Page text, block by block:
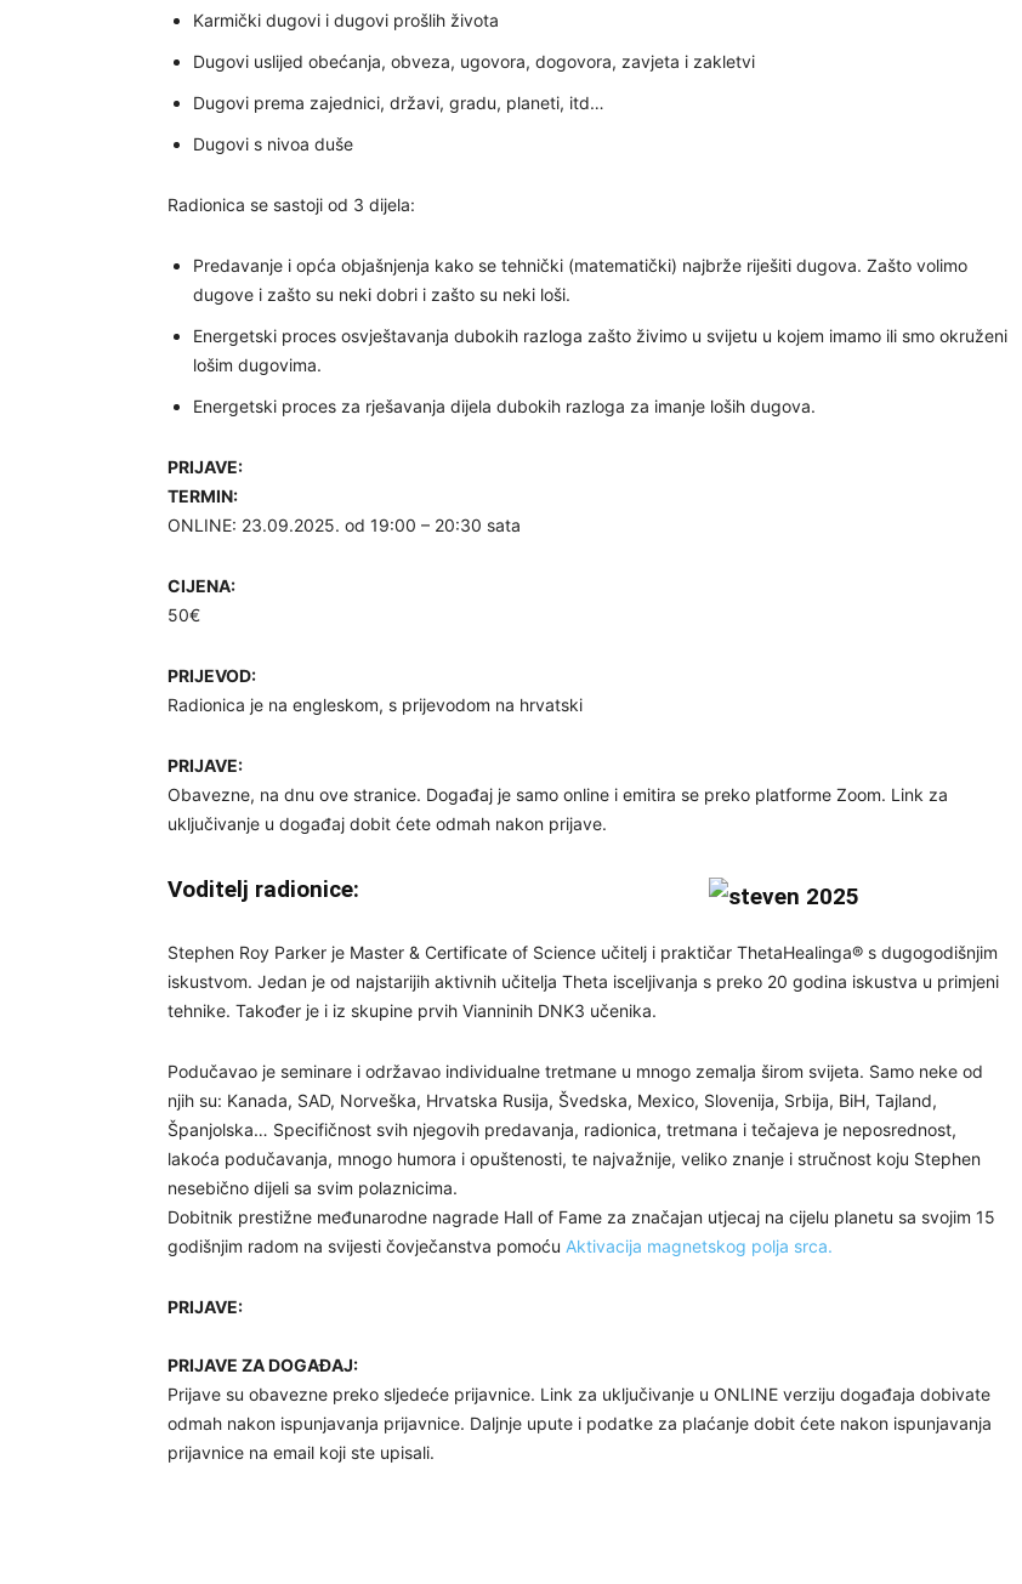
Karmički dugovi i dugovi prošlih života
Dugovi uslijed obećanja, obveza, ugovora, dogovora, zavjeta i zakletvi
Dugovi prema zajednici, državi, gradu, planeti, itd…
Dugovi s nivoa duše
Radionica se sastoji od 3 dijela:
Predavanje i opća objašnjenja kako se tehnički (matematički) najbrže riješiti dugova. Zašto volimo
dugove i zašto su neki dobri i zašto su neki loši.
Energetski proces osvještavanja dubokih razloga zašto živimo u svijetu u kojem imamo ili smo okruženi
lošim dugovima.
Energetski proces za rješavanja dijela dubokih razloga za imanje loših dugova.
PRIJAVE:
TERMIN:
ONLINE: 23.09.2025. od 19:00 – 20:30 sata
CIJENA:
50€
PRIJEVOD:
Radionica je na engleskom, s prijevodom na hrvatski
PRIJAVE:
Obavezne, na dnu ove stranice. Događaj je samo online i emitira se preko platforme Zoom. Link za
uključivanje u događaj dobit ćete odmah nakon prijave.
Voditelj radionice:
Stephen Roy Parker je Master & Certificate of Science učitelj i praktičar ThetaHealinga® s dugogodišnjim
iskustvom. Jedan je od najstarijih aktivnih učitelja Theta isceljivanja s preko 20 godina iskustva u primjeni
tehnike. Također je i iz skupine prvih Vianninih DNK3 učenika.
Podučavao je seminare i održavao individualne tretmane u mnogo zemalja širom svijeta. Samo neke od
njih su: Kanada, SAD, Norveška, Hrvatska Rusija, Švedska, Mexico, Slovenija, Srbija, BiH, Tajland,
Španjolska… Specifičnost svih njegovih predavanja, radionica, tretmana i tečajeva je neposrednost,
lakoća podučavanja, mnogo humora i opuštenosti, te najvažnije, veliko znanje i stručnost koju Stephen
nesebično dijeli sa svim polaznicima.
Dobitnik prestižne međunarodne nagrade Hall of Fame za značajan utjecaj na cijelu planetu sa svojim 15
godišnjim radom na svijesti čovječanstva pomoću Aktivacija magnetskog polja srca.
PRIJAVE:
PRIJAVE ZA DOGAĐAJ:
Prijave su obavezne preko sljedeće prijavnice. Link za uključivanje u ONLINE verziju događaja dobivate
odmah nakon ispunjavanja prijavnice. Daljnje upute i podatke za plaćanje dobit ćete nakon ispunjavanja
prijavnice na email koji ste upisali.